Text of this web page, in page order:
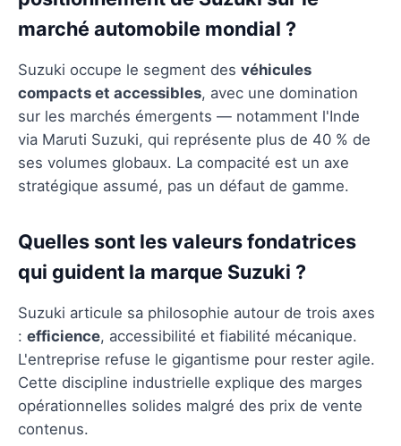
marché automobile mondial ?
Suzuki occupe le segment des véhicules
compacts et accessibles, avec une domination
sur les marchés émergents — notamment l'Inde
via Maruti Suzuki, qui représente plus de 40 % de
ses volumes globaux. La compacité est un axe
stratégique assumé, pas un défaut de gamme.
Quelles sont les valeurs fondatrices
qui guident la marque Suzuki ?
Suzuki articule sa philosophie autour de trois axes
: efficience, accessibilité et fiabilité mécanique.
L'entreprise refuse le gigantisme pour rester agile.
Cette discipline industrielle explique des marges
opérationnelles solides malgré des prix de vente
contenus.